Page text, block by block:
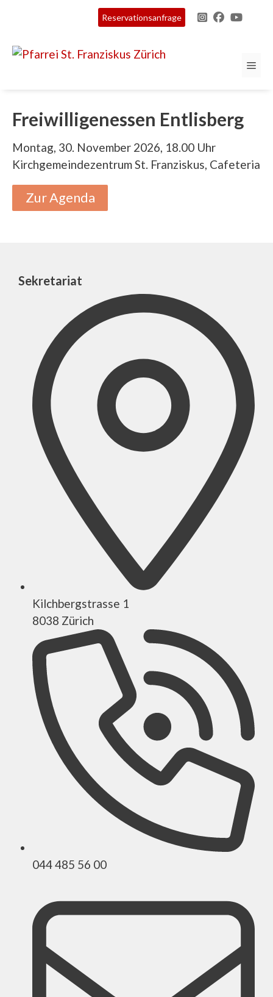
Reservationsanfrage
Freiwilligenessen Entlisberg
Montag, 30. November 2026, 18.00 Uhr
Kirchgemeindezentrum St. Franziskus, Cafeteria
Zur Agenda
Sekretariat
Kilchbergstrasse 1
8038 Zürich
044 485 56 00